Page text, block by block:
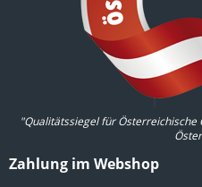
"Qualitätssiegel für
Zahlung im Webshop